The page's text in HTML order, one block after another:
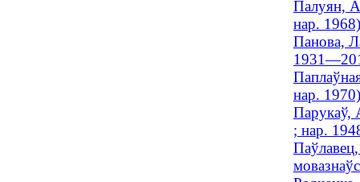
Палуян,
нар. 1968)
Панова,
нар. 1970)
Парукаў,
; нар.